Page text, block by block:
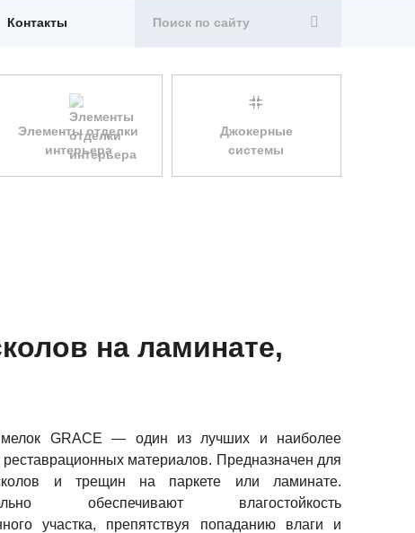
Контакты
Элементы отделки
интерьера
Джокерные
системы
на ламинате,
мелок GRACE — один из лучших и наиболее
реставрационных материалов. Предназначен для
и трещин на паркете или ламинате.
обеспечивают влагостойкость
участка, препятствуя попаданию влаги и